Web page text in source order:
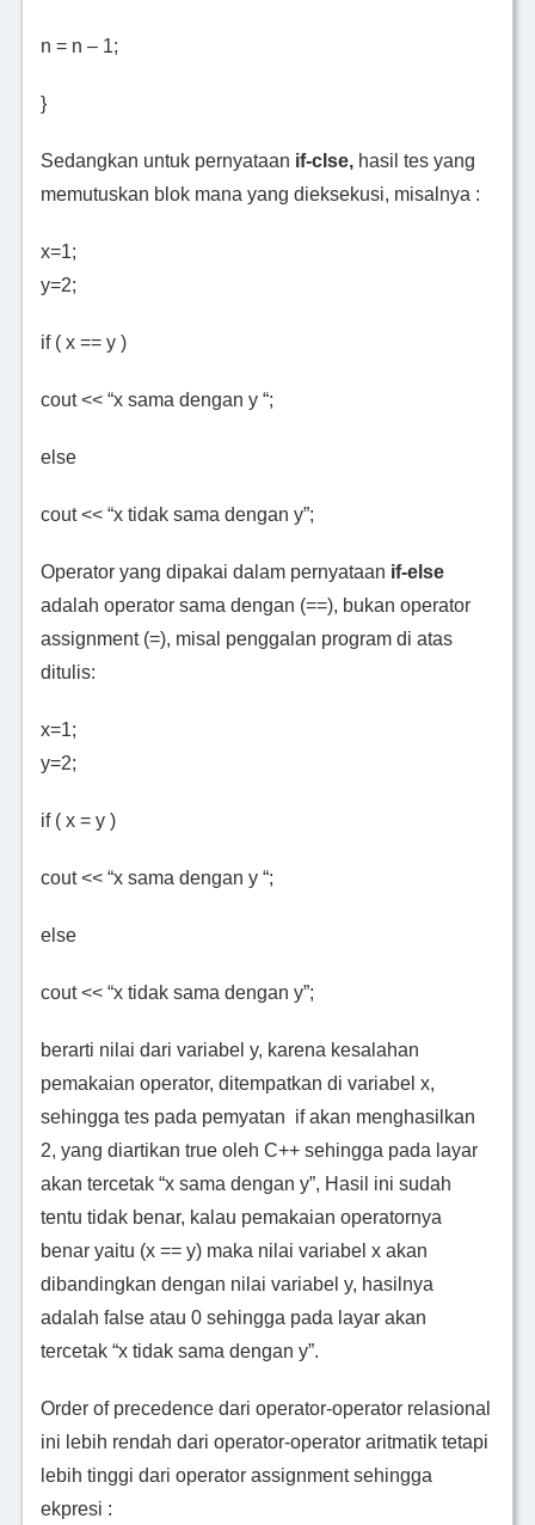
n = n – 1;
}
Sedangkan untuk pernyataan if-clse,hasil tes yang
memutuskan blok mana yang dieksekusi, misalnya :
x=1;
y=2;
if ( x == y )
cout << “x sama dengan y “;
else
cout << “x tidak sama dengan y”;
Operator yang dipakai dalam pernyataan if-else
adalah operator sama dengan (==), bukan operator
assignment (=), misal penggalan program di atas
ditulis:
x=1;
y=2;
if ( x = y )
cout << “x sama dengan y “;
else
cout << “x tidak sama dengan y”;
berarti nilai dari variabel y, karena kesalahan
pemakaian operator, ditempatkan di variabel x,
sehingga tes pada pemyatan if akan menghasilkan
2, yang diartikan true oleh C++ sehingga pada layar
akan tercetak “x sama dengan y”, Hasil ini sudah
tentu tidak benar, kalau pemakaian operatornya
benar yaitu (x == y) maka nilai variabel x akan
dibandingkan dengan nilai variabel y, hasilnya
adalah false atau 0 sehingga pada layar akan
tercetak “x tidak sama dengan y”.
Order of precedence dari operator-operator relasional
ini lebih rendah dari operator-operator aritmatik tetapi
lebih tinggi dari operator assignment sehingga
ekpresi :